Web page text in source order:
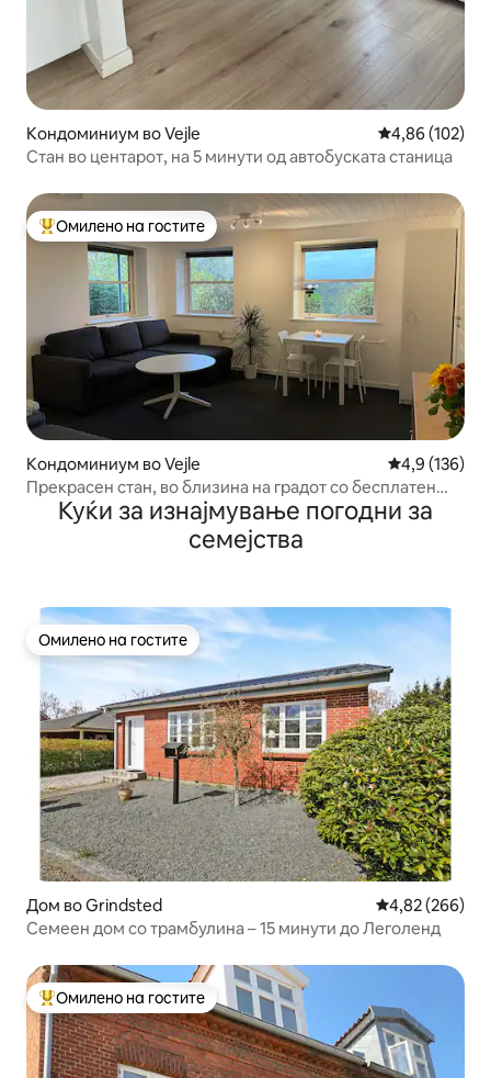
Кондоминиум во Vejle Просечна
4,86 (102)
Стан во центарот, на 5 минути од автобуската станица
Меѓу најуспешните „Омилени на гостите“
Омилено на гостите
Кондоминиум во Vejle Просечна
4,9 (136)
Прекрасен стан, во близина на градот со бесплатен
паркинг
Куќи за изнајмување погодни за
семејства
Омилено на гостите
Омилено на гостите
Дом во Grindsted Просечна
4,82 (266)
Семеен дом со трамбулина – 15 минути до Леголенд
Меѓу најуспешните „Омилени на гостите“
Омилено на гостите